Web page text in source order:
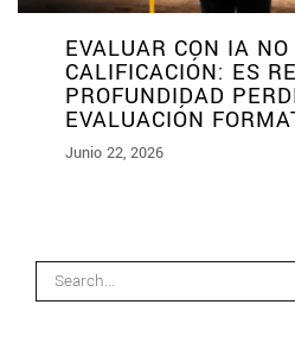
EVALUAR CON IA
CALIFICACIÓN: ES
PROFUNDIDAD
EVALUACIÓN
Junio 22, 2026